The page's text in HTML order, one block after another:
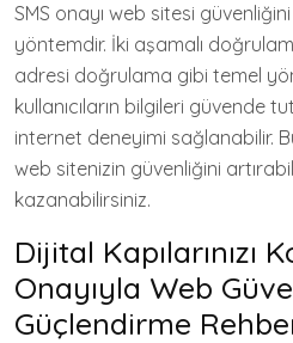
SMS onayı web sitesi
yöntemdir. İki aşamalı
adresi doğrulama gibi temel
kullanıcıların bilgileri güvende
internet deneyimi sağlanabilir.
web sitenizin güvenliğini
kazanabilirsiniz.
Dijital Kapılarınızı
Onayıyla Web
Güçlendirme